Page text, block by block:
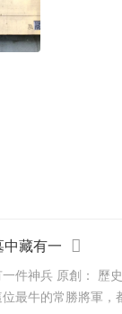
中藏有一
趙雲是也。 談起白馬銀